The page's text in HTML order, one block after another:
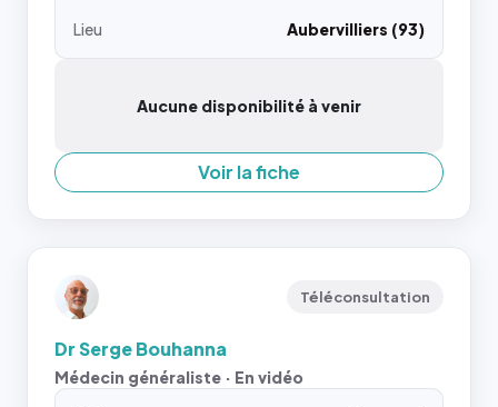
Lieu
Aubervilliers (93)
Aucune disponibilité à venir
Voir la fiche
Téléconsultation
Dr Serge Bouhanna
Médecin généraliste · En vidéo